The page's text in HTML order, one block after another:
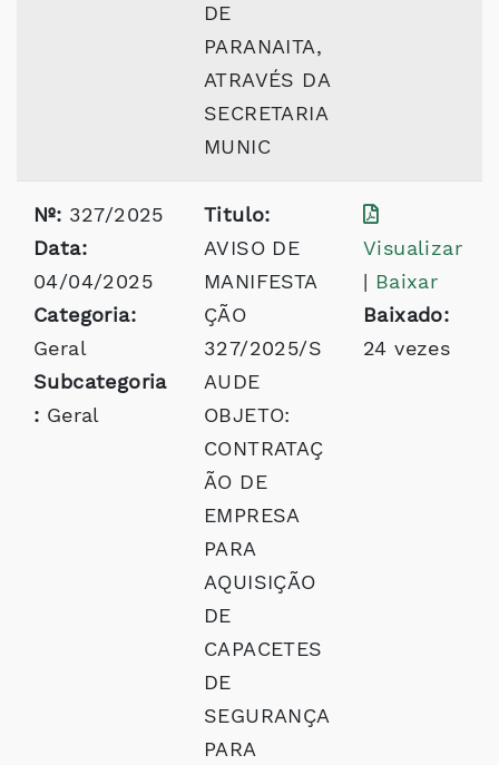
DE
PARANAITA,
ATRAVÉS DA
SECRETARIA
MUNIC
Nº: 327/2025
Data:
04/04/2025
Categoria:
Geral
Subcategoria
: Geral
Titulo:
AVISO DE
MANIFESTA
ÇÃO
327/2025/S
AUDE
OBJETO:
CONTRATAÇ
ÃO DE
EMPRESA
PARA
AQUISIÇÃO
DE
CAPACETES
DE
SEGURANÇA
PARA
Visualizar
| Baixar
Baixado:
24 vezes